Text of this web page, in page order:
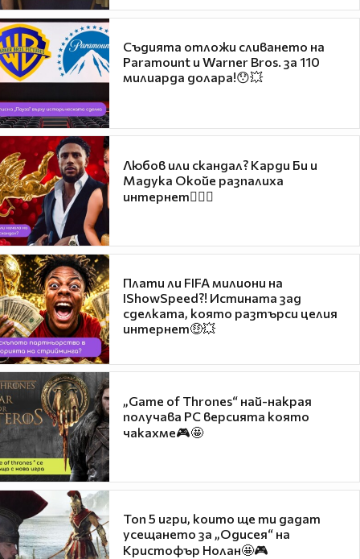
Съдията отложи сливането на
Paramount и Warner Bros. за 110
милиарда долара!😯💥
Любов или скандал? Карди Би и
Мадука Окойе разпалиха
интернет❤️‍🔥🔥
Плати ли FIFA милиони на
IShowSpeed?! Истината зад
сделката, която разтърси целия
интернет🤑💥
„Game of Thrones“ най-накрая
получава PC версията която
чакахме🎮🤩
Топ 5 игри, които ще ти дадат
усещането за „Одисея“ на
Кристофър Нолан🤩🎮